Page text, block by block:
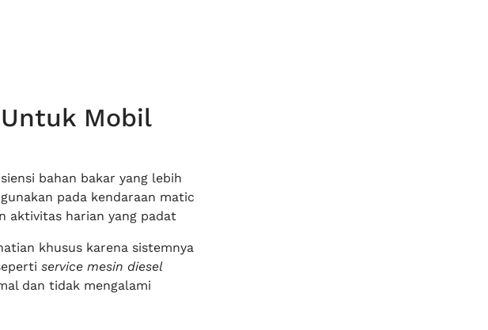
Mobil
bahan bakar yang lebih
pada kendaraan matic
aktivitas harian yang padat
khusus karena sistemnya
service mesin diesel
dan tidak mengalami